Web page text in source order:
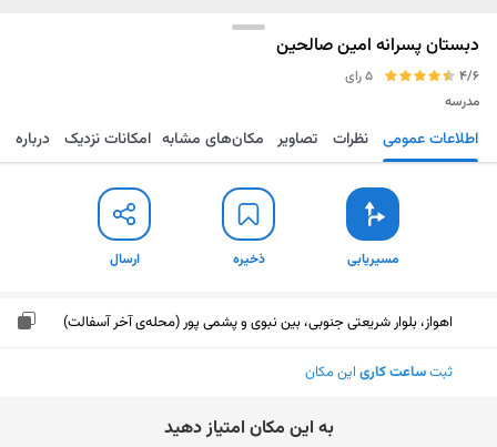
دبستان پسرانه امین صالحین
4/6
5 رای
مدرسه
مسیریابی ذخیره ارسال اطلاعات عمومی نظرات تصاویر مکان‌های مشابه امکانات نزدیک درباره
مسیریابی ذخیره ارسال
اهواز، بلوار شریعتی جنوبی، بین نبوی و پشمی پور (محله‌ی آخر آسفالت)
ثبتساعت کاری این مکان
ﺑﻪ اﯾﻦ ﻣﮑﺎن اﻣﺘﯿﺎز دﻫﯿﺪ